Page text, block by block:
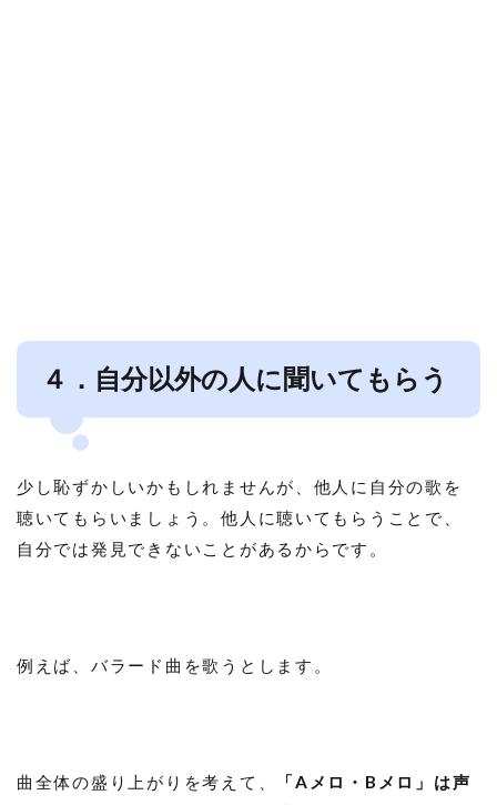
４．自分以外の人に聞いてもらう
少し恥ずかしいかもしれませんが、他人に自分の歌を
聴いてもらいましょう。他人に聴いてもらうことで、
自分では発見できないことがあるからです。
例えば、バラード曲を歌うとします。
曲全体の盛り上がりを考えて、
「Aメロ・Bメロ」は声